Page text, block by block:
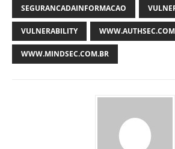
SEGURANCADAINFORMACAO
VULNERABILITY
WWW.MINDSEC.COM.BR